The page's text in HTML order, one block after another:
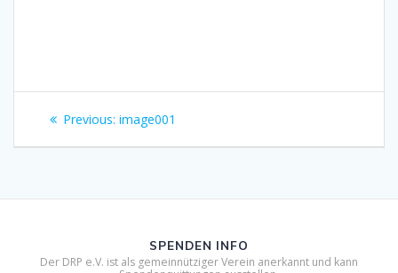
Beitragsnavigation
Previous: Previous
image001
SPENDEN INFO
Der DRP e.V. ist als gemeinnütziger Verein anerkannt und kann